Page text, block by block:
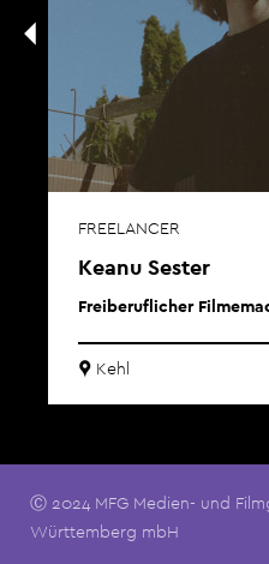
FREELANCER
Keanu Sester
Freiberuflicher
Kehl
Ⓒ 2024 MFG Medien- und
Württemberg mbH